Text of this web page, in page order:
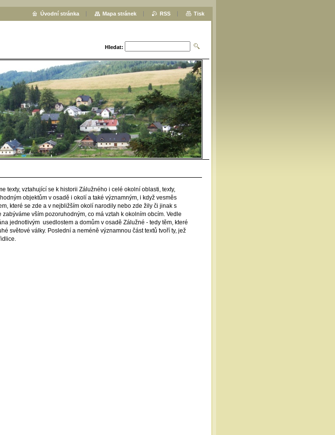
Hledat:
texty, vztahující se k historii Zálužného i celé okolní oblasti, texty,
objektům v osadě i okolí a také významným, i když vesměs
které se zde a v nejbližším okolí narodily nebo zde žily či jinak s
vším pozoruhodným, co má vztah k okolním obcím. Vedle
jednotlivým usedlostem a domům v osadě Zálužné - tedy těm, které
světové války. Poslední a neméně významnou část textů tvoří ty, jež
Úvodní stránka Mapa stránek RSS Tisk